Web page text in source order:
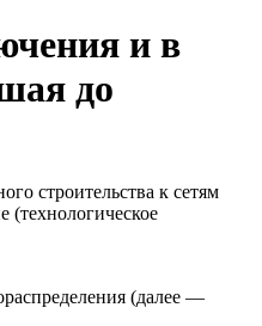
и в
до
строительства к сетям
(технологическое
(далее —